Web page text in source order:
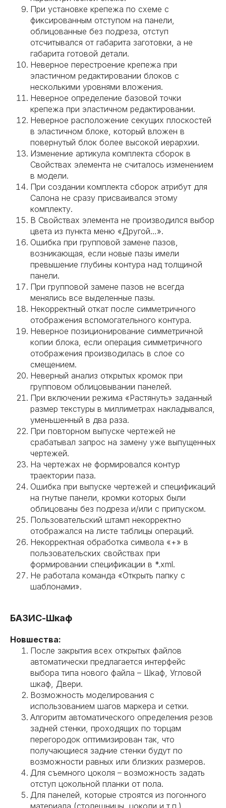
При установке крепежа по схеме с
фиксированным отступом на панели,
облицованные без подреза, отступ
отсчитывался от габарита заготовки, а не
габарита готовой детали.
Неверное перестроение крепежа при
эластичном редактировании блоков с
несколькими уровнями вложения.
Неверное определение базовой точки
крепежа при эластичном редактировании.
Неверное расположение секущих плоскостей
в эластичном блоке, который вложен в
повернутый блок более высокой иерархии.
Изменение артикула комплекта сборок в
Свойствах элемента не считалось изменением
в модели.
При создании комплекта сборок атрибут для
Салона не сразу присваивался этому
комплекту.
В Свойствах элемента не производился выбор
цвета из пункта меню «Другой…».
Ошибка при групповой замене пазов,
возникающая, если новые пазы имели
превышение глубины контура над толщиной
панели.
При групповой замене пазов не всегда
менялись все выделенные пазы.
Некорректный откат после симметричного
отображения вспомогательного контура.
Неверное позиционирование симметричной
копии блока, если операция симметричного
отображения производилась в слое со
смещением.
Неверный анализ открытых кромок при
групповом облицовывании панелей.
При включении режима «Растянуть» заданный
размер текстуры в миллиметрах накладывался,
уменьшенный в два раза.
При повторном выпуске чертежей не
срабатывал запрос на замену уже выпущенных
чертежей.
На чертежах не формировался контур
траектории паза.
Ошибка при выпуске чертежей и спецификаций
на гнутые панели, кромки которых были
облицованы без подреза и/или с припуском.
Пользовательский штамп некорректно
отображался на листе таблицы операций.
Некорректная обработка символа «+» в
пользовательских свойствах при
формировании спецификации в *.xml.
Не работала команда «Открыть папку с
шаблонами».
БАЗИС-Шкаф
Новшества:
После закрытия всех открытых файлов
автоматически предлагается интерфейс
выбора типа нового файла – Шкаф, Угловой
шкаф, Двери.
Возможность моделирования с
использованием шагов маркера и сетки.
Алгоритм автоматического определения резов
задней стенки, проходящих по торцам
перегородок оптимизирован так, что
получающиеся задние стенки будут по
возможности равных или близких размеров.
Для съемного цоколя – возможность задать
отступ цокольной планки от пола.
Для панелей, которые строятся из погонного
материала (столешницы, цоколи и т.п.),